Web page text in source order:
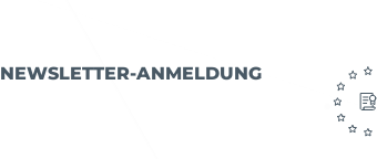
NEWSLETTER-ANMELDUNG